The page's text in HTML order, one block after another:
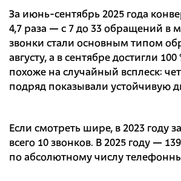
За июнь-сентябрь 2025 года
4,7 раза — с 7 до 33 обращений в
звонки стали основным типом
августу, а в сентябре достигли 100
похоже на случайный всплеск:
подряд показывали устойчивую
Если смотреть шире, в 2023 году
всего 10 звонков. В 2025 году —
по абсолютному числу